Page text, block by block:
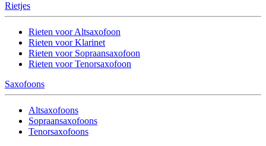
Rietjes
Rieten voor Altsaxofoon
Rieten voor Klarinet
Rieten voor Sopraansaxofoon
Rieten voor Tenorsaxofoon
Saxofoons
Altsaxofoons
Sopraansaxofoons
Tenorsaxofoons